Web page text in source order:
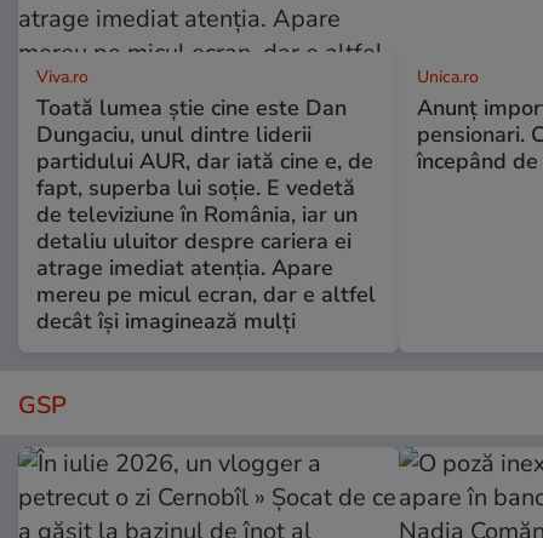
Viva.ro
Toată lumea știe cine este Dan
Dungaciu, unul dintre liderii
partidului AUR, dar iată cine e, de
fapt, superba lui soție. E vedetă
de televiziune în România, iar un
detaliu uluitor despre cariera ei
atrage imediat atenția. Apare
mereu pe micul ecran, dar e altfel
decât își imaginează mulți
Unica.ro
Anunț
pensionari.
începând
GSP